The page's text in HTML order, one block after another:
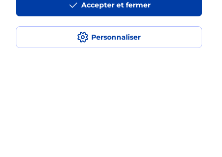
Personnaliser
Accepter et fermer
Est-ce que je peux payer mon iPhone
en plusieurs fois avec La Poste Mobile